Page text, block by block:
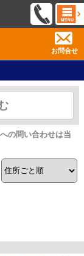
お問合せ
の問い合わせは当